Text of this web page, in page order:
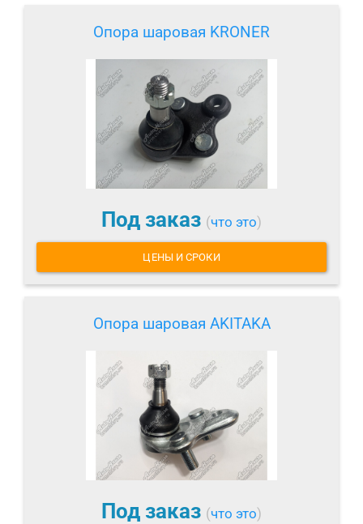
Опора шаровая KRONER
Под заказ (что это)
ЦЕНЫ И СРОКИ
Опора шаровая AKITAKA
Под заказ (что это)